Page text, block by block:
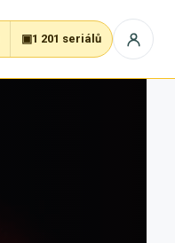
▣1 201 seriálů